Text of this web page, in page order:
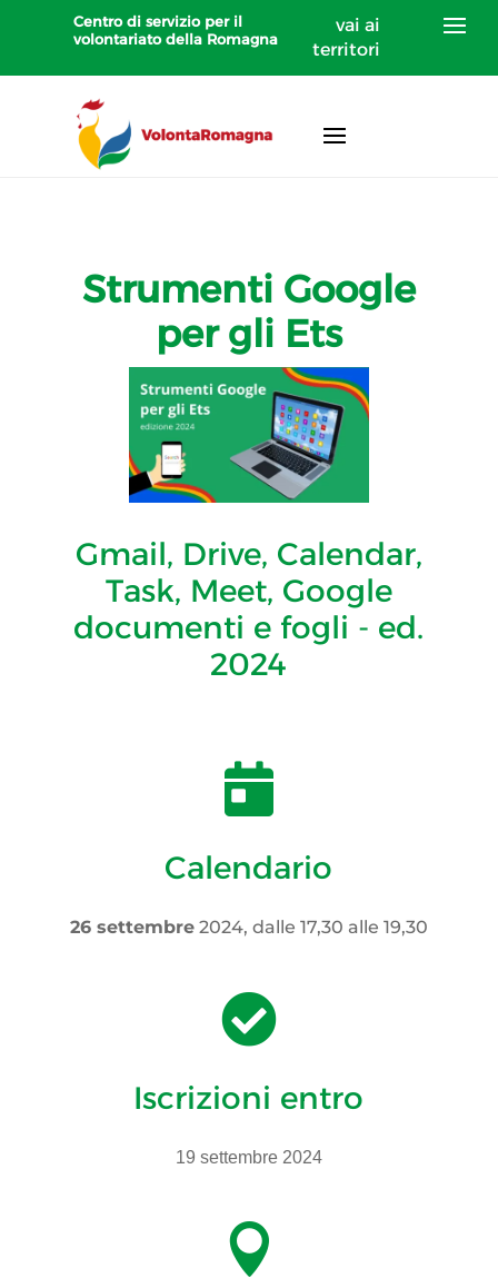
Centro di servizio per il
volontariato della Romagna
vai ai
territori
Strumenti Google
per gli Ets
Gmail, Drive, Calendar,
Task, Meet, Google
documenti e fogli - ed.
2024

Calendario
26 settembre2024, dalle 17,30 alle 19,30

Iscrizioni entro
19 settembre 2024
